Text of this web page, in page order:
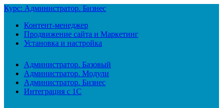
Курс: Администратор. Бизнес
Контент-менеджер
Продвижение сайта и Маркетинг
Установка и настройка
Администратор. Базовый
Администратор. Модули
Администратор. Бизнес
Интеграция с 1С